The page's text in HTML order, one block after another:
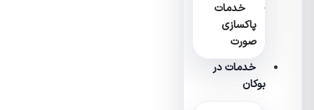
خدمات
پاکسازی
صورت
خدمات در
بوکان